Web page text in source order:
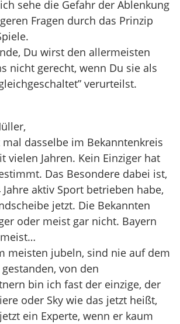
sehe die Gefahr der Ablenkung
Fragen durch das Prinzip
Du wirst den allermeisten
nicht gerecht, wenn Du sie als
verurteilst.
mal dasselbe im Bekanntenkreis
vielen Jahren. Kein Einziger hat
Das Besondere dabei ist,
aktiv Sport betrieben habe,
jetzt. Die Bekannten
oder meist gar nicht. Bayern
meisten jubeln, sind nie auf dem
von den
bin ich fast der einzige, der
oder Sky wie das jetzt heißt,
ein Experte, wenn er kaum